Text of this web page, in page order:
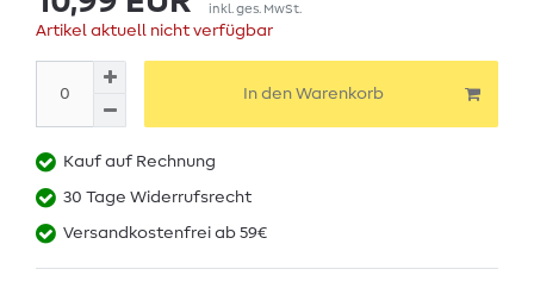
inkl. ges. MwSt.
Artikel aktuell nicht verfügbar
In den Warenkorb
Kauf auf Rechnung
30 Tage Widerrufsrecht
Versandkostenfrei ab 59€